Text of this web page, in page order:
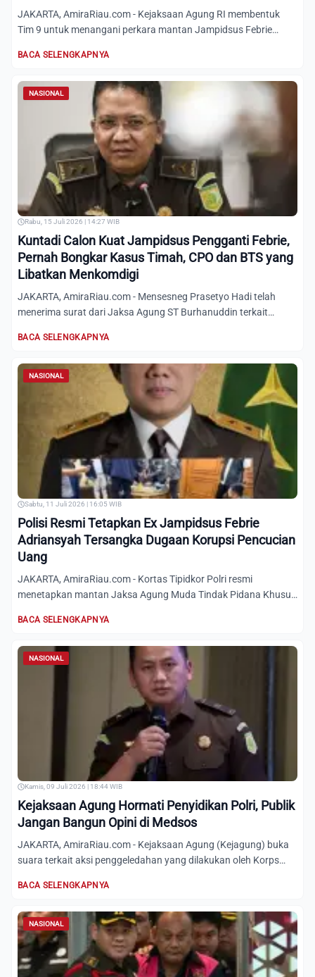
JAKARTA, AmiraRiau.com - Kejaksaan Agung RI membentuk
Tim 9 untuk menangani perkara mantan Jampidsus Febrie
BACA SELENGKAPNYA
NASIONAL
Rabu, 15 Juli 2026 | 14:27 WIB
Kuntadi Calon Kuat Jampidsus Pengganti Febrie,
Pernah Bongkar Kasus Timah, CPO dan BTS yang
Libatkan Menkomdigi
JAKARTA, AmiraRiau.com - Mensesneg Prasetyo Hadi telah
menerima surat dari Jaksa Agung ST Burhanuddin terkait
BACA SELENGKAPNYA
NASIONAL
Sabtu, 11 Juli 2026 | 16:05 WIB
Polisi Resmi Tetapkan Ex Jampidsus Febrie
Adriansyah Tersangka Dugaan Korupsi Pencucian
Uang
JAKARTA, AmiraRiau.com - Kortas Tipidkor Polri resmi
menetapkan mantan Jaksa Agung Muda Tindak Pidana Khusus
BACA SELENGKAPNYA
NASIONAL
Kamis, 09 Juli 2026 | 18:44 WIB
Kejaksaan Agung Hormati Penyidikan Polri, Publik
Jangan Bangun Opini di Medsos
JAKARTA, AmiraRiau.com - Kejaksaan Agung (Kejagung) buka
suara terkait aksi penggeledahan yang dilakukan oleh Korps
BACA SELENGKAPNYA
NASIONAL